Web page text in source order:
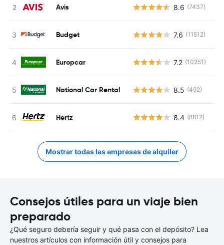
Avis 8.6 (7437)
Budget 7.6 (11512)
Europcar 7.2 (10251)
National Car Rental 8.5 (492)
Hertz 8.4 (8812)
Mostrar todas las empresas de alquiler
Consejos útiles para un viaje bien
preparado
¿Qué seguro debería seguir y qué pasa con el depósito? Lea
nuestros artículos con información útil y consejos para